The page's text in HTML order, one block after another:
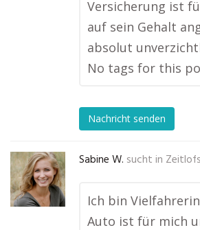
Versicherung ist
auf sein Gehalt
absolut
No tags for this
Nachricht senden
Sabine W. sucht in Zeitlofs
Ich bin
Auto ist für mich